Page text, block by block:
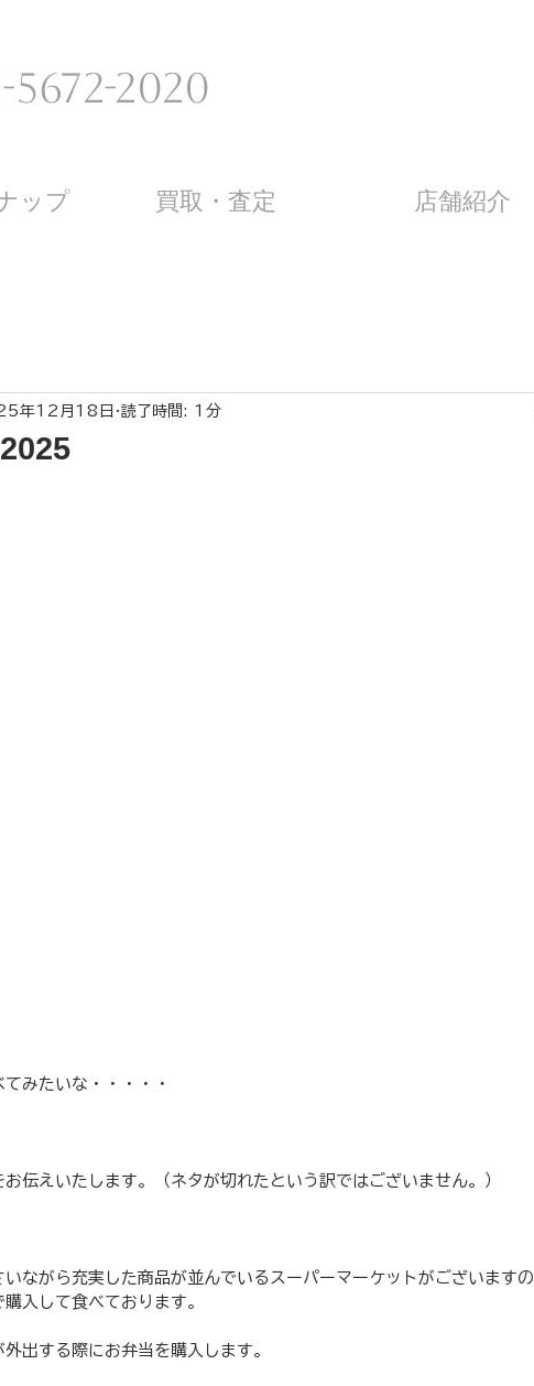
2020
ップ 買取・査定 店舗紹介
年12月18日 読了時間: 1分
みたいな・・・・・
伝えいたします。（ネタが切れたという訳ではございません。）
ながら充実した商品が並んでいるスーパーマーケットがございますの
入して食べております。
出する際にお弁当を購入します。